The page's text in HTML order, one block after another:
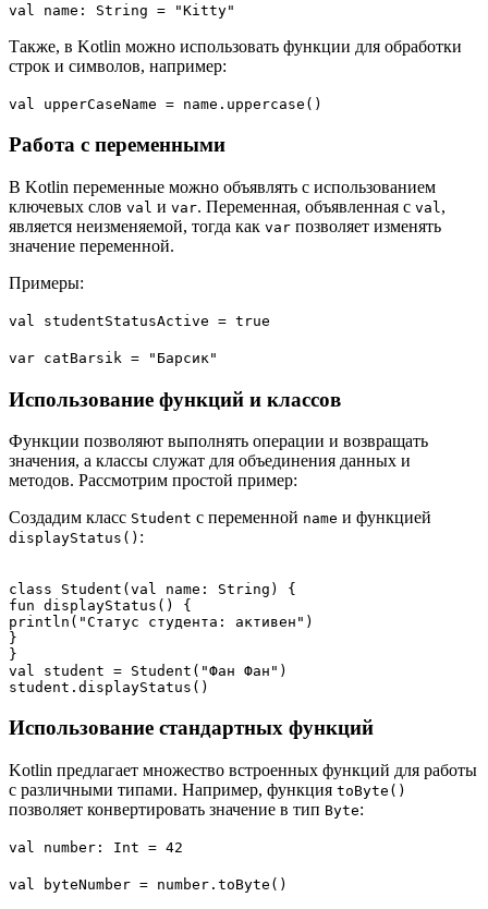
val name: String = "Kitty"
Также, в Kotlin можно использовать функции для обработки
строк и символов, например:
val upperCaseName = name.uppercase()
Работа с переменными
В Kotlin переменные можно объявлять с использованием
ключевых слов val и var. Переменная, объявленная с val ,
является неизменяемой, тогда как var позволяет изменять
значение переменной.
Примеры:
val studentStatusActive = true
var catBarsik = "Барсик"
Использование функций и классов
Функции позволяют выполнять операции и возвращать
значения, а классы служат для объединения данных и
методов. Рассмотрим простой пример:
Создадим класс Student с переменной name и функцией
displayStatus() :
class Student(val name: String) {
fun displayStatus() {
println("Статус студента: активен")
}
}
val student = Student("Фан Фан")
Использование стандартных функций
Kotlin предлагает множество встроенных функций для работы
с различными типами. Например, функция toByte()
позволяет конвертировать значение в тип Byte:
val number: Int = 42
val byteNumber = number.toByte()